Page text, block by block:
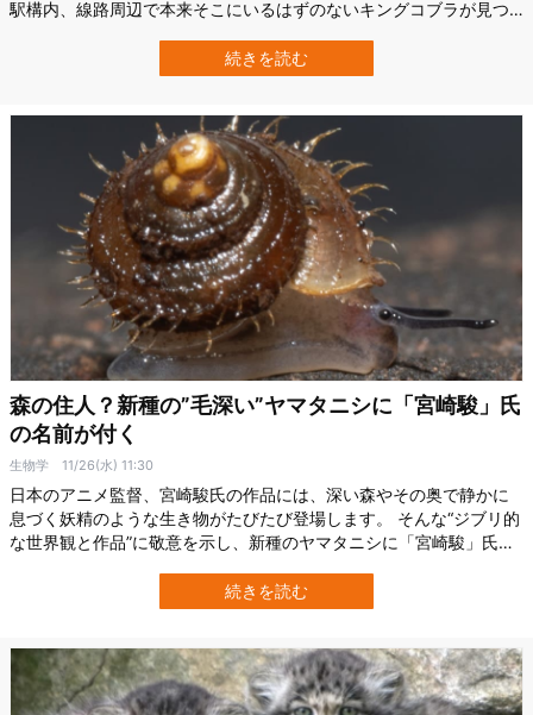
駅構内、線路周辺で本来そこにいるはずのないキングコブラが見つ
不可解な現象について、ドイツのLeibniz Institute for the Analysis
of Biodiversity Change（LIB）の…
続きを読む
森の住人？新種の”毛深い”ヤマタニシに「宮崎駿」氏
の名前が付く
生物学 11/26(水) 11:30
日本のアニメ監督、宮崎駿氏の作品には、深い森やその奥で静かに
息づく妖精のような生き物がたびたび登場します。 そんな“ジブリ的
な世界観と作品”に敬意を示し、新種のヤマタニシに「宮崎駿」氏の
ったことが報告されています。 インドの野生動物保護団体
「Thackeray Wildlife Foundation」 を中心とする国際チームは、西
続きを読む